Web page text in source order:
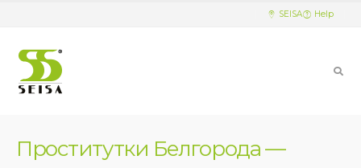
SEISA Help
Проститутки Белгорода —